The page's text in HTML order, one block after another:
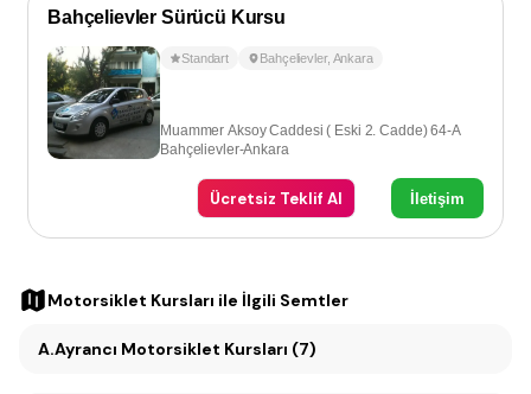
Bahçelievler Sürücü Kursu
Standart Bahçelievler, Ankara
Muammer Aksoy Caddesi ( Eski 2. Cadde) 64-A
Bahçelievler-Ankara
Ücretsiz Teklif Al İletişim
Motorsiklet Kursları ile İlgili Semtler
A.Ayrancı Motorsiklet Kursları (7)